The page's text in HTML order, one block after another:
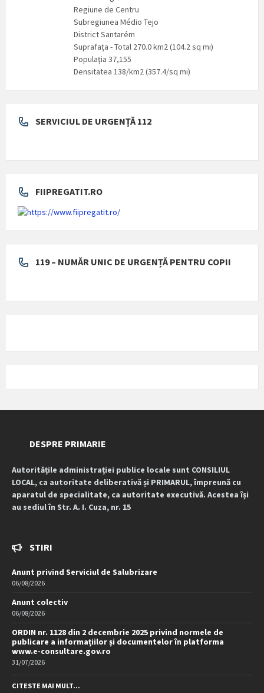
Regiune de Centru
Subregiunea Médio Tejo
District Santarém
Suprafaţa - Total 270.0 km2 (104.2 sq mi)
Populaţia 37,155
Densitatea 138/km2 (357.4/sq mi)
SERVICIUL DE URGENȚĂ 112
FIIPREGATIT.RO
119 – NUMĂR UNIC DE URGENȚĂ PENTRU COPII
DESPRE PRIMARIE
Autoritățile administrației publice locale sunt CONSILIUL
LOCAL, ca autoritate deliberativă și PRIMARUL, împreună cu
aparatul de specialitate, ca autoritate executivă. Acestea își
au sediul în Str. A. I. Cuza, nr. 15
STIRI
Anunt privind Serviciul de Salubrizare
06/08/2026
Anunt colectiv
06/08/2026
ORDIN nr. 1128 din 2 decembrie 2025 privind normele de
publicare a informațiilor și documentelor în platforma
www.e-consultare.gov.ro
31/07/2026
CITESTE MAI MULT...